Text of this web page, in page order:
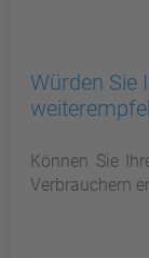
Würden Sie
Können Sie
Verbrauchern